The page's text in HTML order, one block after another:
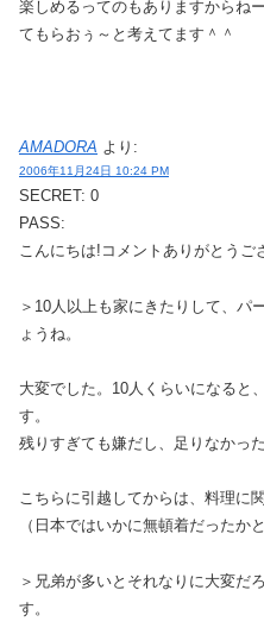
楽しめるってのもありますからね
てもらおぅ～と考えてます＾＾
AMADORA より:
2006年11月24日 10:24 PM
SECRET: 0
PASS:
こんにちは!コメントありがとうご
＞10人以上も家にきたりして、パ
ょうね。
大変でした。10人くらいになると
す。
残りすぎても嫌だし、足りなかっ
こちらに引越してからは、料理に
（日本ではいかに無頓着だったか
＞兄弟が多いとそれなりに大変だ
す。